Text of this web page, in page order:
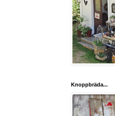
Knoppbräda...